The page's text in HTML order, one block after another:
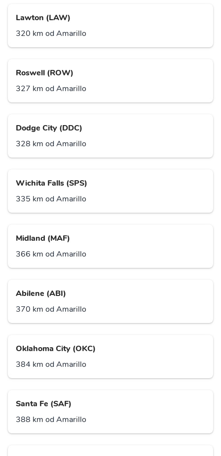
Lawton (LAW)
320 km od Amarillo
Roswell (ROW)
327 km od Amarillo
Dodge City (DDC)
328 km od Amarillo
Wichita Falls (SPS)
335 km od Amarillo
Midland (MAF)
366 km od Amarillo
Abilene (ABI)
370 km od Amarillo
Oklahoma City (OKC)
384 km od Amarillo
Santa Fe (SAF)
388 km od Amarillo